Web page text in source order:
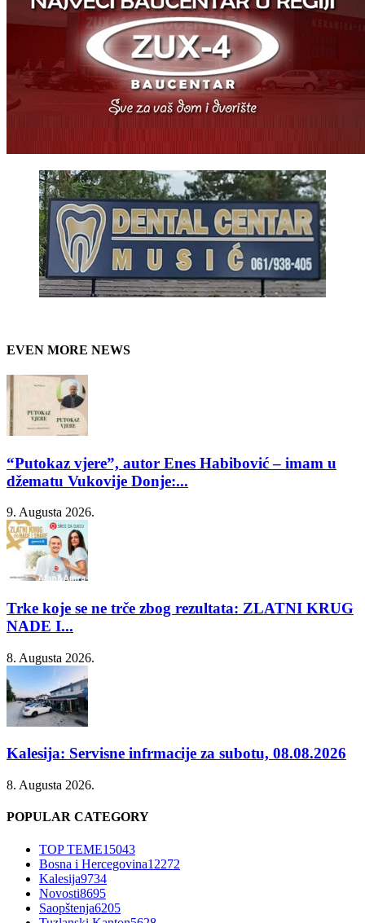
EVEN MORE NEWS
“Putokaz vjere”, autor Enes Habibović – imam u
džematu Vukovije Donje:...
9. Augusta 2026.
Trke koje se ne trče zbog rezultata: ZLATNI KRUG
NADE I...
8. Augusta 2026.
Kalesija: Servisne infrmacije za subotu, 08.08.2026
8. Augusta 2026.
POPULAR CATEGORY
TOP TEME15043
Bosna i Hercegovina12272
Kalesija9734
Novosti8695
Saopštenja6205